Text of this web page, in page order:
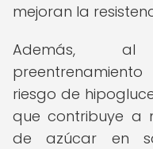
mejoran la
Además, al
riesgo de
que contribuye a
de azúcar en